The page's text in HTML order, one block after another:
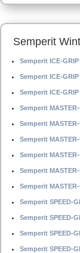
Semperit
Semperit ICE-GRIP
Semperit ICE-GRIP
Semperit ICE-GRIP
Semperit
Semperit
Semperit
Semperit
Semperit
Semperit
Semperit SPEED-
Semperit SPEED-
Semperit SPEED-
Semperit SPEED-